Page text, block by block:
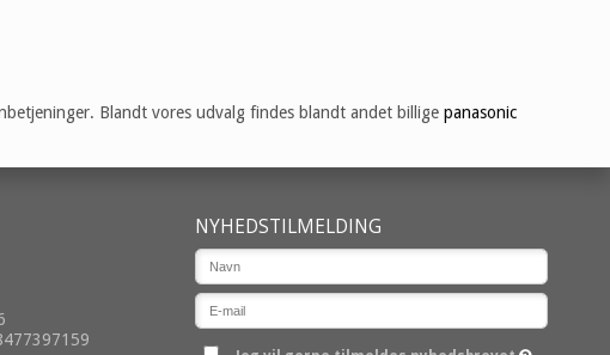
Blandt vores udvalg findes blandt andet billigepanasonic
NYHEDSTILMELDING